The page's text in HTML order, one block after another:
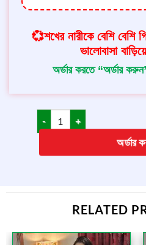
💞শখের নারীকে বেশি বেশি
ভালোবাসা
অর্ডার করতে “অর্ডার
অর্ডার
RELATED